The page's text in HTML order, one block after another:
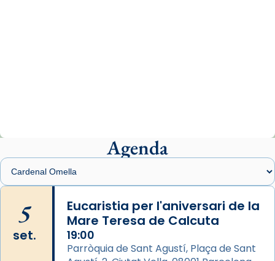
presidit aquest 27 de juliol la missa de Les
Santes de Mataró.
🔗
📸 J. Merino
Photo
View on Facebook ·
Agenda
5
set.
Eucaristia per l'aniversari de la
Mare Teresa de Calcuta
19:00
Parròquia de Sant Agustí, Plaça de Sant